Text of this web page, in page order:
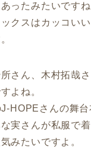
ったみたいですね
クスはカッコい
さん、 木村拓哉
よね。
HOPEさんの舞台
実さんが私服で
みたいですよ。